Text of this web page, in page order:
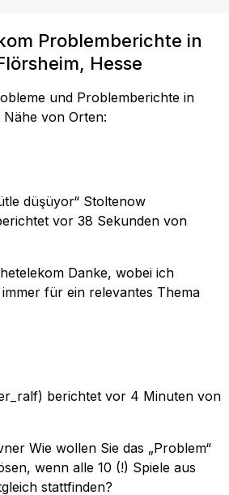
Problemberichte in
Hesse
und Problemberichte in
von Orten:
düşüyor“ Stoltenow
vor 38 Sekunden von
Danke, wobei ich
für ein relevantes Thema
berichtet vor 4 Minuten von
Wie wollen Sie das „Problem“
wenn alle 10 (!) Spiele aus
stattfinden?